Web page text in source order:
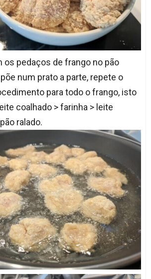
os pedaços de frango no pão
num prato a parte, repete o
para todo o frango, isto
coalhado > farinha > leite
ralado.